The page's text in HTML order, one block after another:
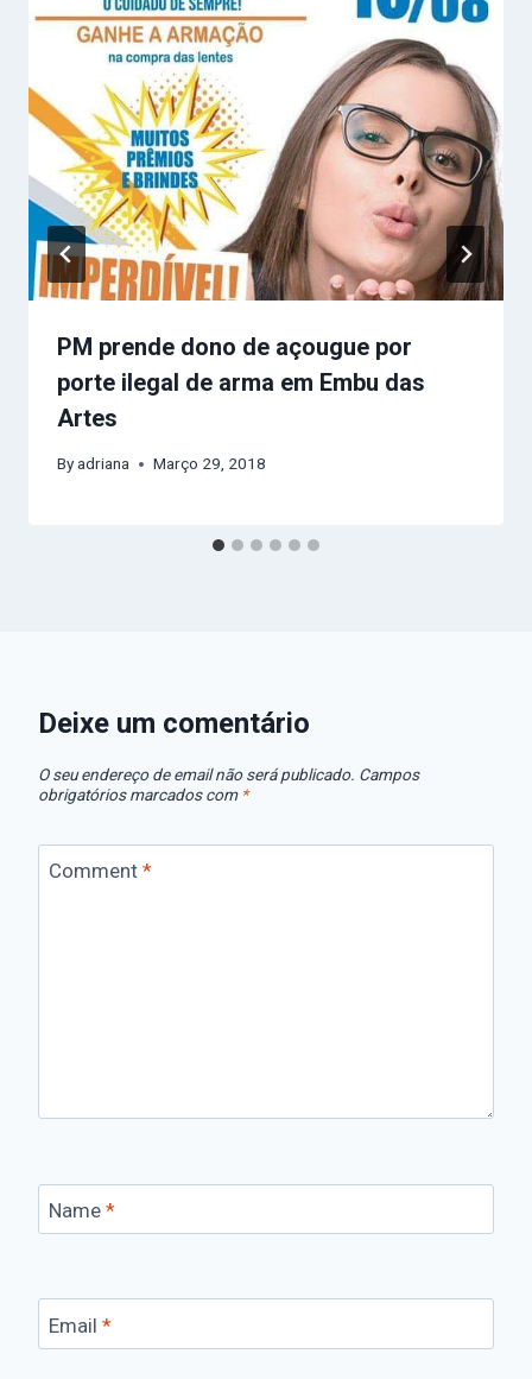
PM prende dono de açougue por
porte ilegal de arma em Embu das
Artes
Byadriana Março 29, 2018
Deixe um comentário
O seu endereço de email não será publicado. Campos
obrigatórios marcados com *
Comment *
Name *
Email *